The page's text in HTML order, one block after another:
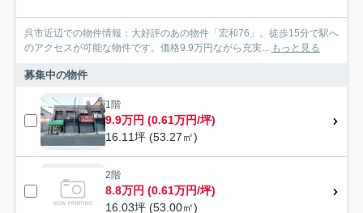
呉市近辺での物件情報：大好評のあの物件「宏和76」。徒歩15分で駅へ
のアクセスが可能な物件です。価格9.9万円ながら充実...
もっと見る
募集中の物件
1階
9.9万円 (0.61万円/坪)
16.11坪 (53.27㎡)
2階
8.8万円 (0.61万円/坪)
16.03坪 (53.00㎡)